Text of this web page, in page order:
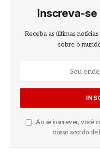
Inscreva-se
Receba as últimas
sobre o
Ao se inscrever, você
nosso acordo de